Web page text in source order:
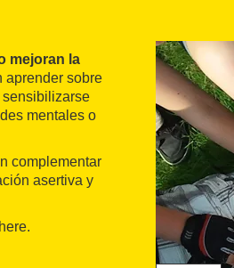
mejoran la
aprender sobre
sensibilizarse
mentales o
complementar
asertiva y